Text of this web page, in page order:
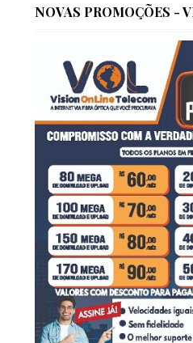
NOVAS PROMOÇÕES -